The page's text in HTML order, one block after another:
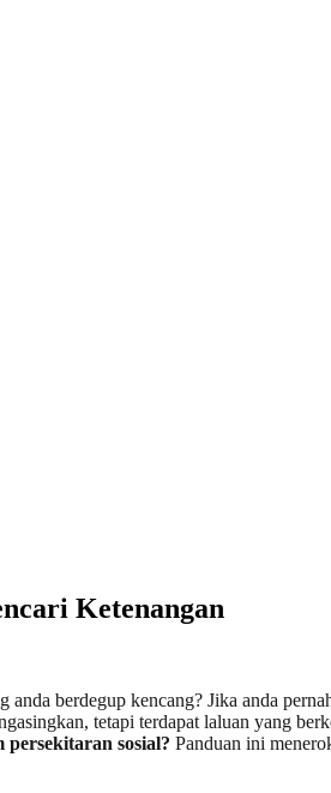
Ketenangan
berdegup kencang? Jika anda
tetapi terdapat laluan yang
persekitaran sosial? Panduan ini